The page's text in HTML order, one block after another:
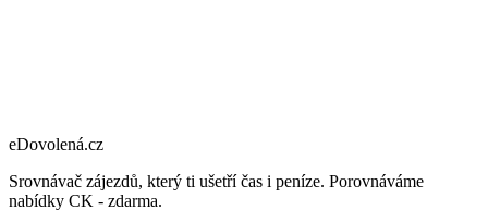
eDovolená.cz
Srovnávač zájezdů, který ti ušetří čas i peníze. Porovnáváme
nabídky CK - zdarma.